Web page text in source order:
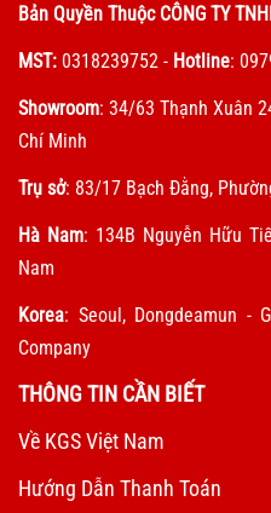
Bản Quyền Thuộc CÔNG TY
MST: 0318239752 - Hotline:
Showroom: 34/63 Thạnh Xuân
Chí Minh
Trụ sở: 83/17 Bạch Đằng,
Hà Nam: 134B Nguyễn Hữu
Nam
Korea: Seoul, Dongdeamun -
Company
THÔNG TIN CẦN BIẾT
Về KGS Việt Nam
Hướng Dẫn Thanh Toán